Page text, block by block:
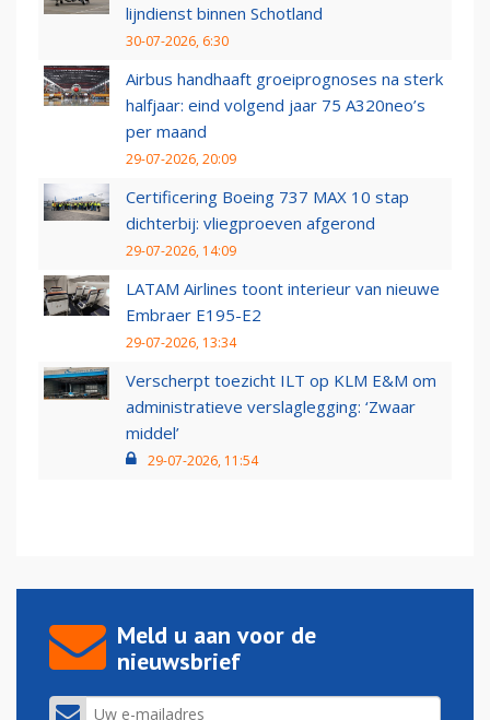
lijndienst binnen Schotland
30-07-2026, 6:30
Airbus handhaaft groeiprognoses na sterk
halfjaar: eind volgend jaar 75 A320neo’s
per maand
29-07-2026, 20:09
Certificering Boeing 737 MAX 10 stap
dichterbij: vliegproeven afgerond
29-07-2026, 14:09
LATAM Airlines toont interieur van nieuwe
Embraer E195-E2
29-07-2026, 13:34
Verscherpt toezicht ILT op KLM E&M om
administratieve verslaglegging: ‘Zwaar
middel’
29-07-2026, 11:54
Meld u aan voor de
nieuwsbrief